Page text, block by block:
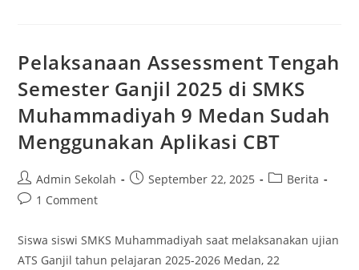
Diklat
Pembelajaran
Untuk
Tingkatkan
Mutu
Pendidikan
Pelaksanaan Assessment Tengah
Semester Ganjil 2025 di SMKS
Muhammadiyah 9 Medan Sudah
Menggunakan Aplikasi CBT
Post
author:
Admin Sekolah
PostSeptember 22, 2025
PostBerita
Post1 Comment
Siswa siswi SMKS Muhammadiyah saat melaksanakan ujian
ATS Ganjil tahun pelajaran 2025-2026 Medan, 22